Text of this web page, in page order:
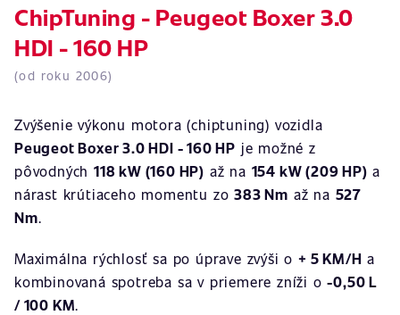
ChipTuning - Peugeot Boxer 3.0
HDI - 160 HP
(od roku 2006)
Zvýšenie výkonu motora (chiptuning) vozidla
Peugeot Boxer 3.0 HDI - 160 HP je možné z
pôvodných 118 kW (160 HP) až na 154 kW (209 HP) a
nárast krútiaceho momentu zo383 Nm až na 527
Nm.
Maximálna rýchlosť sa po úprave zvýši o + 5 KM/H a
kombinovaná spotreba sa v priemere zníži o-0,50 L
/ 100 KM.